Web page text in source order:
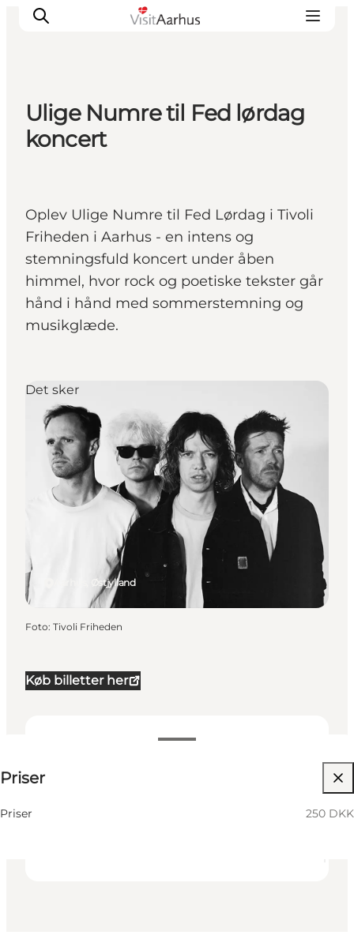
Oplevelser
Transport
Ulige Numre til Fed lørdag
koncert
Oplev Ulige Numre til Fed Lørdag i Tivoli
Friheden i Aarhus - en intens og
stemningsfuld koncert under åben
himmel, hvor rock og poetiske tekster går
hånd i hånd med sommerstemning og
musikglæde.
Køb billetter her
Priser
Priser 250 DKK
Aarhus, Østjylland
Det sker
Foto: Tivoli Friheden